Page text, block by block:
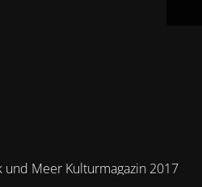
und Meer Kulturmagazin 2017